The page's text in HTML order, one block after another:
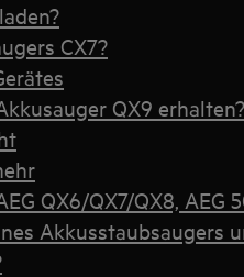
CX7?
QX9 erhalten?
QX6/QX7/QX8, AEG
Akkusstaubsaugers